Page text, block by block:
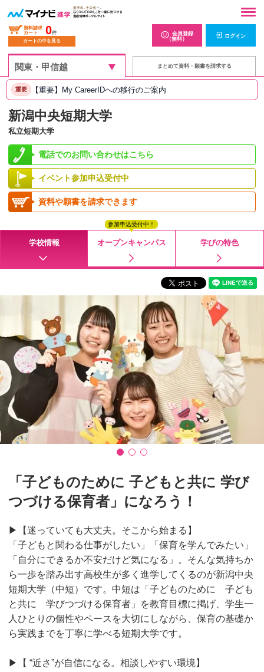
資料請求
カート
0件
カートの中を見る
会員登録
（無料）
ログイン
まとめて資料・願書を請求する
重要 【重要】My CareerIDへの移行のご案内
新潟中央短期大学
私立短期大学
電話でのお問い合わせはこちら
イベント参加申込受付中
資料や願書を請求できます
学校情報 オープンキャンパス
参加申込受付中！
学びの特色
「子どものために 子どもと共に 学び
つづける保育者」になろう！
▶【迷っていても大丈夫。そこから始まる】
「子どもと関わる仕事がしたい」「保育を学んでみたい」
「自分にできるか不安だけど気になる」。そんな気持ちか
ら一歩を踏み出す高校生が多く進学してくるのが新潟中央
短期大学（中短）です。中短は「子どものために 子ども
と共に 学びつづける保育者」を教育目標に掲げ、学生一
人ひとりの個性やペースを大切にしながら、保育の基礎か
ら実践までを丁寧に学べる短期大学です。
▶【 “近さ”が自信になる。相談しやすい環境】